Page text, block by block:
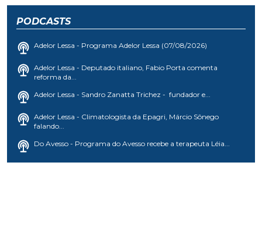
PODCASTS
Adelor Lessa - Programa Adelor Lessa (07/08/2026)
Adelor Lessa - Deputado italiano, Fabio Porta comenta
reforma da...
Adelor Lessa - Sandro Zanatta Trichez - fundador e...
Adelor Lessa - Climatologista da Epagri, Márcio Sônego
falando...
Do Avesso - Programa do Avesso recebe a terapeuta Léia...